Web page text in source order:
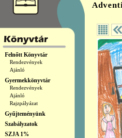
Felnőtt Könyvtár
Rendezvények
Ajánló
Gyermekkönyvtár
Rendezvények
Ajánló
Rajzpályázat
Gyűjteményünk
Szabályzatok
SZJA 1%